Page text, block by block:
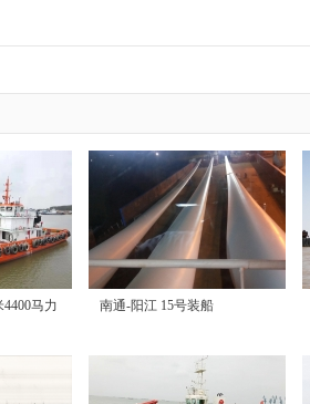
马力
南通-阳江 15号装船